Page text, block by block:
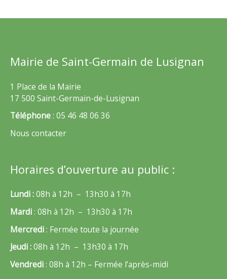
Mairie de Saint-Germain de Lusignan
1 Place de la Mairie
17 500 Saint-Germain-de-Lusignan
Téléphone: 05 46 48 06 36
Nous contacter
Horaires d’ouverture au public :
Lundi :08h à 12h – 13h30 à 17h
Mardi: 08h à 12h – 13h30 à 17h
Mercredi: Fermée toute la journée
Jeudi :08h à 12h – 13h30 à 17h
Vendredi: 08h à 12h – Fermée l’après-midi